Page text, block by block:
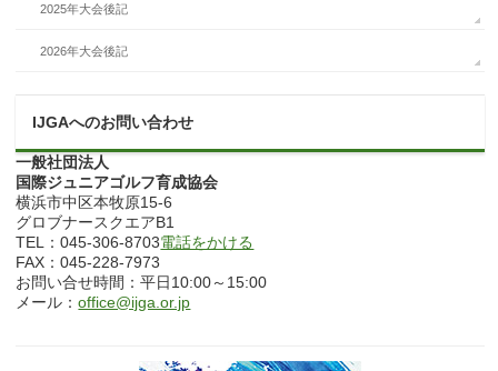
2025年大会後記
2026年大会後記
IJGAへのお問い合わせ
一般社団法人
国際ジュニアゴルフ育成協会
横浜市中区本牧原15-6
グロブナースクエアB1
TEL：045-306-8703電話をかける
FAX：045-228-7973
お問い合せ時間：平日10:00～15:00
メール：office@ijga.or.jp